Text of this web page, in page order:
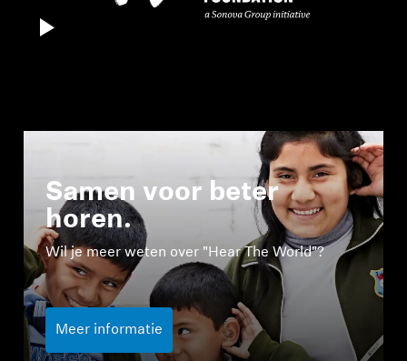
Samen voor beter
horen.
Wil je meer weten over "Hear The World"?
Meer informatie